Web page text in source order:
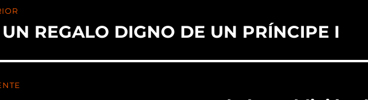
REGALO DIGNO DE UN PRÍNCIPE I